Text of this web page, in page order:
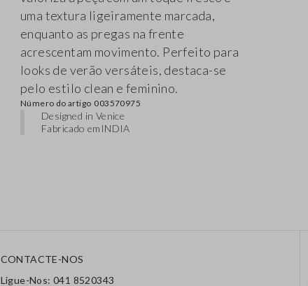
uma textura ligeiramente marcada,
enquanto as pregas na frente
acrescentam movimento. Perfeito para
looks de verão versáteis, destaca-se
pelo estilo clean e feminino.
Número do artigo 003570975
Designed in Venice
Fabricado em INDIA
CONTACTE-NOS
Ligue-Nos: 041 8520343